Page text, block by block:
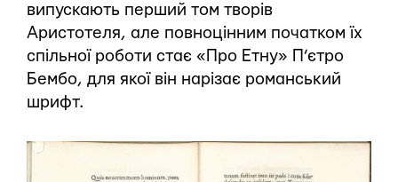
випускають перший том творів
Аристотеля, але повноцінним початком їх
спільної роботи стає «Про Етну» П’єтро
Бембо, для якої він нарізає романський
шрифт.